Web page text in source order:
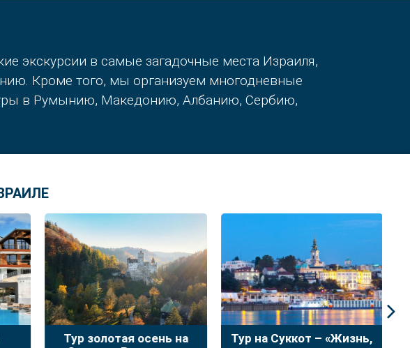
экскурсии в самые загадочные места Израиля,
Кроме того, мы организуем многодневные
в Румынию, Македонию, Албанию, Сербию,
Тур золотая осень на
Тур на Суккот – «Жизнь,